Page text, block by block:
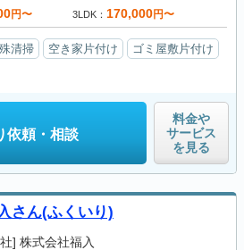
円〜 3LDK 170,000円〜
清掃 空き家片付け
ゴミ屋敷片付け
依頼・相談
料金や
サービス
を見る
さん(ふくいり)
] 株式会社福入